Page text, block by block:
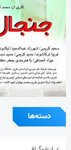
دسته‌ها
اینفوگرافی
تازه های پهلوانی
خارج گود
داستان های پهلوانی
دسته‌بندی نشده